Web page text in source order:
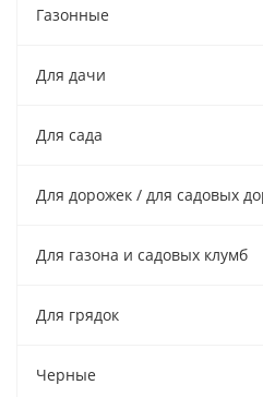
Газонные
Для дачи
Для сада
Для дорожек / для садовых
Для газона и садовых клумб
Для грядок
Черные